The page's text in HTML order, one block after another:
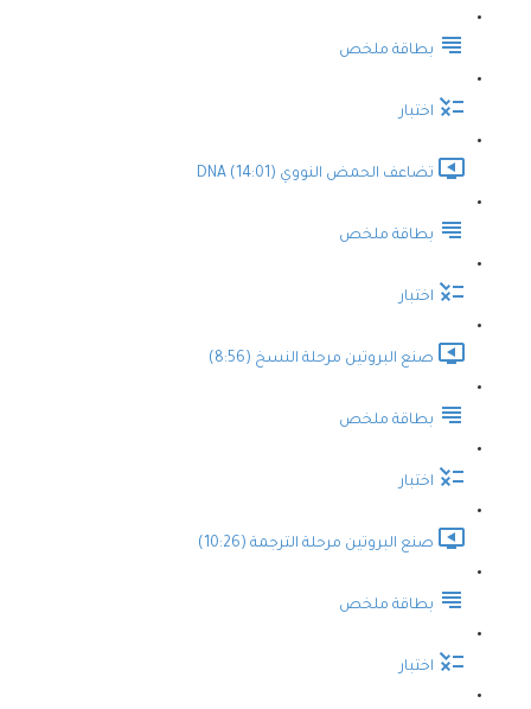
بطاقة ملخص
اختبار
تضاعف الحمض النووي DNA (14:01)
بطاقة ملخص
اختبار
صنع البروتين مرحلة النسخ (8:56)
بطاقة ملخص
اختبار
صنع البروتين مرحلة الترجمة (10:26)
بطاقة ملخص
اختبار